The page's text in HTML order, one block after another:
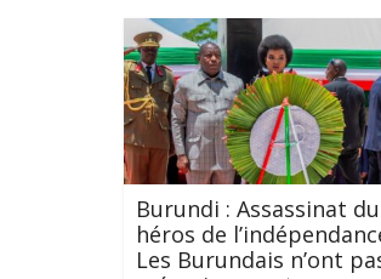
Burundi : Assassinat du
héros de
Les Burundais n’ont